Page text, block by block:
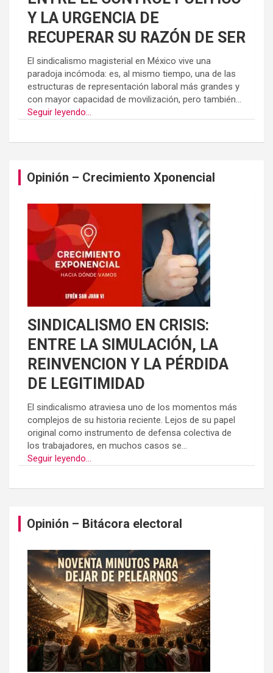
Y LA URGENCIA DE
RECUPERAR SU RAZÓN DE SER
El sindicalismo magisterial en México vive una
paradoja incómoda: es, al mismo tiempo, una de las
estructuras de representación laboral más grandes y
con mayor capacidad de movilización, pero también...
Seguir leyendo...
Opinión – Crecimiento Xponencial
SINDICALISMO EN CRISIS:
ENTRE LA SIMULACIÓN, LA
REINVENCION Y LA PÉRDIDA
DE LEGITIMIDAD
El sindicalismo atraviesa uno de los momentos más
complejos de su historia reciente. Lejos de su papel
original como instrumento de defensa colectiva de
los trabajadores, en muchos casos se...
Seguir leyendo...
Opinión – Bitácora electoral